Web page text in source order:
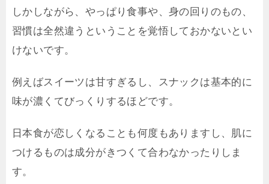
しかしながら、やっぱり食事や、身の回りのもの、
習慣は全然違うということを覚悟しておかないとい
けないです。
例えばスイーツは甘すぎるし、スナックは基本的に
味が濃くてびっくりするほどです。
日本食が恋しくなることも何度もありますし、肌に
つけるものは成分がきつくて合わなかったりしま
す。